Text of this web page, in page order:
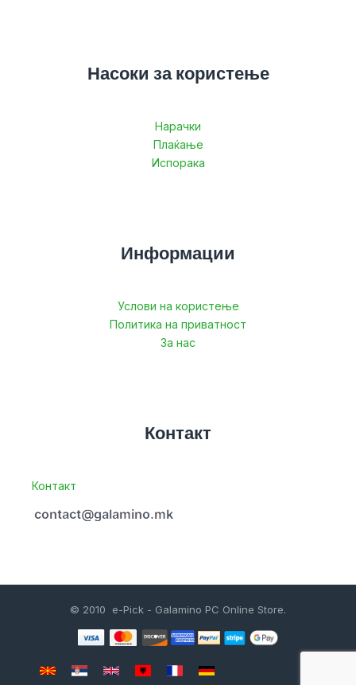
Насоки за користење
Нарачки
Плаќање
Испорака
Информации
Услови на користење
Политика на приватност
За нас
Контакт
Контакт
© 2010 e-Pick - Galamino PC Online Store.